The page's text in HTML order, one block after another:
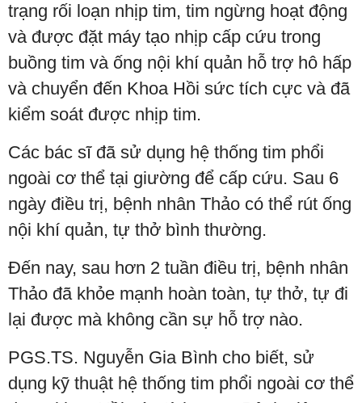
trạng rối loạn nhịp tim, tim ngừng hoạt động
và được đặt máy tạo nhịp cấp cứu trong
buồng tim và ống nội khí quản hỗ trợ hô hấp
và chuyển đến Khoa Hồi sức tích cực và đã
kiểm soát được nhịp tim.
Các bác sĩ đã sử dụng hệ thống tim phổi
ngoài cơ thể tại giường để cấp cứu. Sau 6
ngày điều trị, bệnh nhân Thảo có thể rút ống
nội khí quản, tự thở bình thường.
Đến nay, sau hơn 2 tuần điều trị, bệnh nhân
Thảo đã khỏe mạnh hoàn toàn, tự thở, tự đi
lại được mà không cần sự hỗ trợ nào.
PGS.TS. Nguyễn Gia Bình cho biết, sử
dụng kỹ thuật hệ thống tim phổi ngoài cơ thể